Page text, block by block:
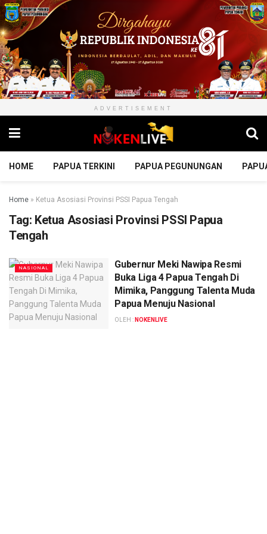
ADVERTISEMENT
HOME PAPUA TERKINI PAPUA PEGUNUNGAN
Home » Ketua Asosiasi Provinsi PSSI Papua Tengah
Tag: Ketua Asosiasi Provinsi PSSI Papua
Tengah
NASIONAL
Gubernur Meki Nawipa Resmi
Buka Liga 4 Papua Tengah Di
Mimika, Panggung Talenta Muda
Papua Menuju Nasional
OLEH : NOKENLIVE